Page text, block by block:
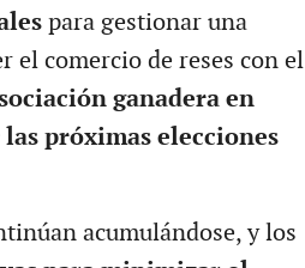
para gestionar una
el comercio de reses con el
ganadera en
próximas elecciones
acumulándose, y los